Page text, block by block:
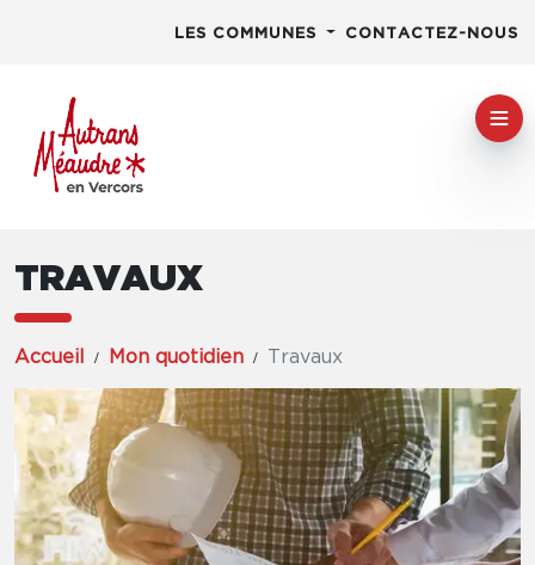
LES COMMUNES CONTACTEZ-NOUS
TRAVAUX
Accueil Mon quotidien Travaux